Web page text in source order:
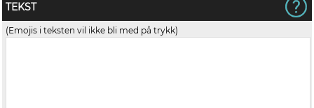
TEKST
(Emojis i teksten vil ikke bli med på trykk)